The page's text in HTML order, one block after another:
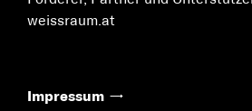
weissraum.at
Impressum